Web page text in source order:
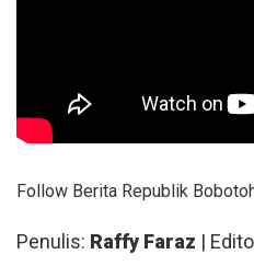
Follow Berita Republik
Penulis: Raffy Faraz |